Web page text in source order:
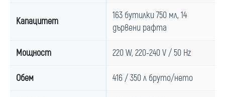
Капацитет
163 бутилки 750 мл, 14
дървени рафта
Мощност 220 W, 220-240 V / 50 Hz
Обем 416 / 350 л бруто/нето